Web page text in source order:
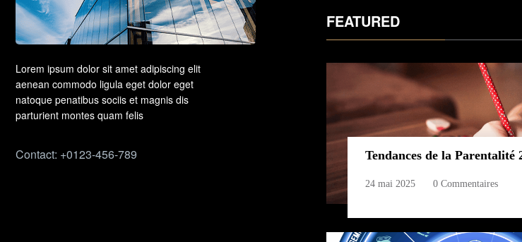
Lorem ipsum dolor sit amet adipiscing elit
aenean commodo ligula eget dolor eget
natoque penatibus sociis et magnis dis
parturient montes quam felis
Contact: +0123-456-789
FEATURED
Tendances de la Parentalité
24 mai 2025 0 Commentaires